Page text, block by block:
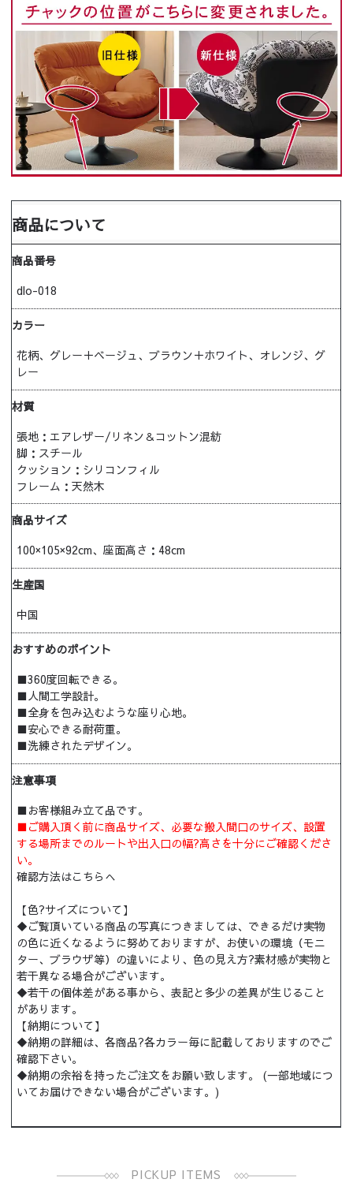
商品について
商品番号
dlo-018
カラー
花柄、グレー＋ベージュ、ブラウン＋ホワイト、オレンジ、グ
レー
材質
張地：エアレザー/リネン＆コットン混紡
脚：スチール
クッション：シリコンフィル
フレーム：天然木
商品サイズ
100×105×92cm、座面高さ：48cm
生産国
中国
おすすめのポイント
■360度回転できる。
■人間工学設計。
■全身を包み込むような座り心地。
■安心できる耐荷重。
■洗練されたデザイン。
注意事項
■お客様組み立て品です。
■ご購入頂く前に商品サイズ、必要な搬入間口のサイズ、設置
する場所までのルートや出入口の幅?高さを十分にご確認くださ
い。
確認方法はこちらへ
【色?サイズについて】
◆ご覧頂いている商品の写真につきましては、できるだけ実物
の色に近くなるように努めておりますが、お使いの環境（モニ
ター、ブラウザ等）の違いにより、色の見え方?素材感が実物と
若干異なる場合がございます。
◆若干の個体差がある事から、表記と多少の差異が生じること
があります。
【納期について】
◆納期の詳細は、各商品?各カラー毎に記載しておりますのでご
確認下さい。
◆納期の余裕を持ったご注文をお願い致します。 (一部地域につ
いてお届けできない場合がございます。)
PICKUP ITEMS